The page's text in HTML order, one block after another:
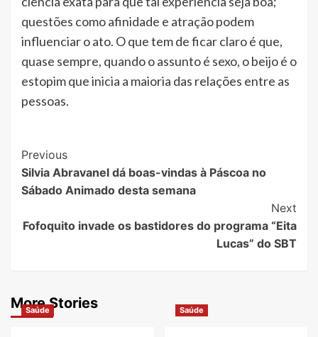
questões como afinidade e atração podem
influenciar o ato. O que tem de ficar claro é que,
quase sempre, quando o assunto é sexo, o beijo é o
estopim que inicia a maioria das relações entre as
pessoas.
Post
Navigation
Previous
Silvia Abravanel dá boas-vindas à Páscoa no
Sábado Animado desta semana
Next
Fofoquito invade os bastidores do programa “Eita
Lucas” do SBT
More Stories
Saúde Saúde